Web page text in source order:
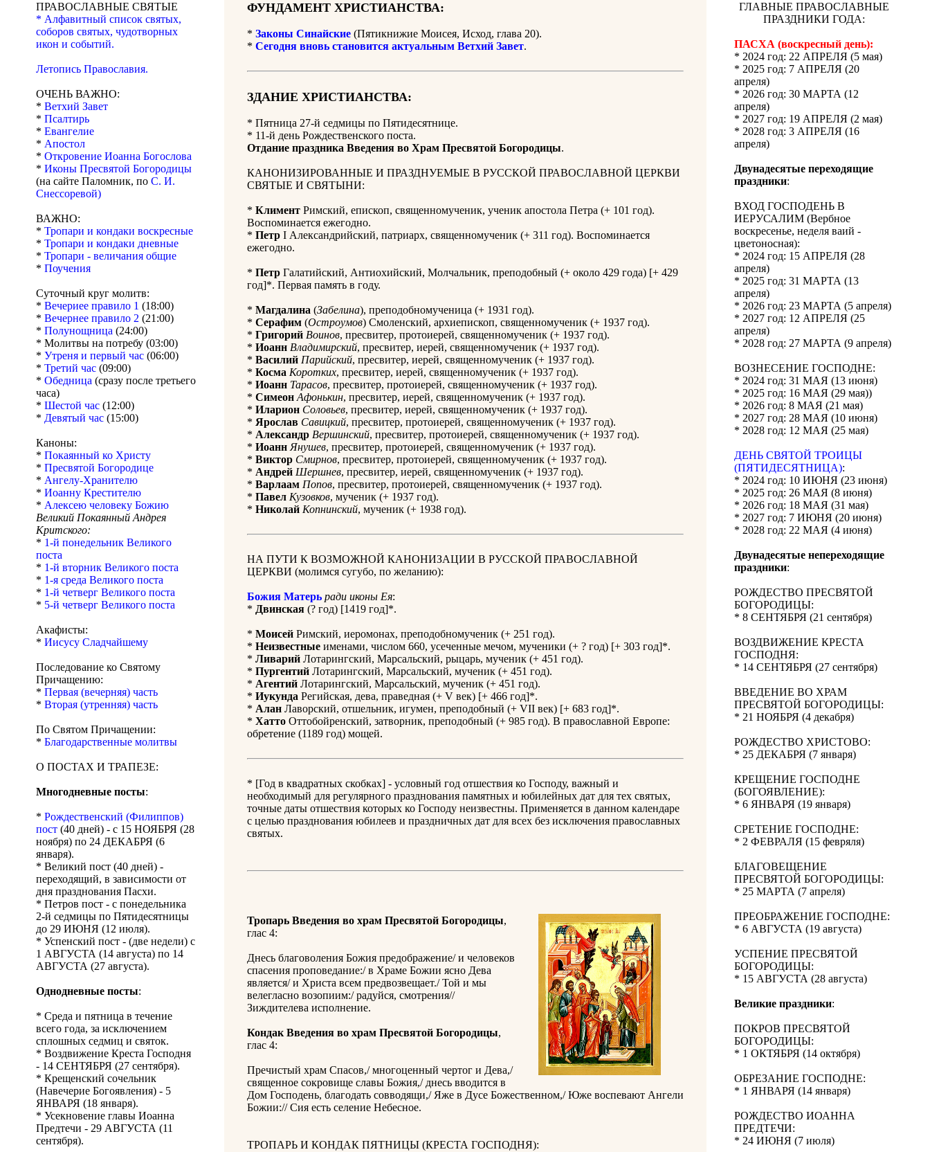
ПРАВОСЛАВНЫЕ СВЯТЫЕ
* Алфавитный список святых,
соборов святых, чудотворных
икон и событий.
Летопись Православия.
ОЧЕНЬ ВАЖНО:
* Ветхий Завет
* Псалтирь
* Евангелие
* Апостол
* Откровение Иоанна Богослова
* Иконы Пресвятой Богородицы
(на сайте Паломник, по С. И.
Снессоревой)
ВАЖНО:
* Тропари и кондаки воскресные
* Тропари и кондаки дневные
* Тропари - величания общие
* Поучения
Суточный круг молитв:
* Вечериее правило 1 (18:00)
* Вечернее правило 2 (21:00)
* Полунощница (24:00)
* Молитвы на потребу (03:00)
* Утреня и первый час (06:00)
* Третий час (09:00)
* Обедница (сразу после третьего
часа)
* Шестой час (12:00)
* Девятый час (15:00)
Каноны:
* Покаянный ко Христу
* Пресвятой Богородице
* Ангелу-Хранителю
* Иоанну Крестителю
* Алексею человеку Божию
Великий Покаянный Андрея
Критского:
* 1-й понедельник Великого
поста
* 1-й вторник Великого поста
* 1-я среда Великого поста
* 1-й четверг Великого поста
* 5-й четверг Великого поста
Акафисты:
* Иисусу Сладчайшему
Последование ко Святому
Причащению:
* Первая (вечерняя) часть
* Вторая (утренняя) часть
По Святом Причащении:
* Благодарственные молитвы
О ПОСТАХ И ТРАПЕЗЕ:
Многодневные посты:
* Рождественский (Филиппов)
пост (40 дней) - с 15 НОЯБРЯ (28
ноября) по 24 ДЕКАБРЯ (6
января).
* Великий пост (40 дней) -
переходящий, в зависимости от
дня празднования Пасхи.
* Петров пост - с понедельника
2-й седмицы по Пятидесятницы
до 29 ИЮНЯ (12 июля).
* Успенский пост - (две недели) с
1 АВГУСТА (14 августа) по 14
АВГУСТА (27 августа).
Однодневные посты:
* Среда и пятница в течение
всего года, за исключением
сплошных седмиц и святок.
* Воздвижение Креста Господня
- 14 СЕНТЯБРЯ (27 сентября).
* Крещенский сочельник
(Навечерие Богоявления) - 5
ЯНВАРЯ (18 января).
* Усекновение главы Иоанна
Предтечи - 29 АВГУСТА (11
сентября).
ФУНДАМЕНТ ХРИСТИАНСТВА:
* Законы Синайские (Пятикнижие Моисея, Исход, глава 20).
* Сегодня вновь становится актуальным Ветхий Завет.
ЗДАНИЕ ХРИСТИАНСТВА:
* Пятница 27-й седмицы по Пятидесятнице.
* 11-й день Рождественского поста.
Отдание праздника Введения во Храм Пресвятой Богородицы.
КАНОНИЗИРОВАННЫЕ И ПРАЗДНУЕМЫЕ В РУССКОЙ ПРАВОСЛАВНОЙ ЦЕРКВИ
СВЯТЫЕ И СВЯТЫНИ:
* Климент Римский, епископ, священномученик, ученик апостола Петра (+ 101 год).
Воспоминается ежегодно.
* Петр I Александрийский, патриарх, священномученик (+ 311 год). Воспоминается
ежегодно.
* Петр Галатийский, Антиохийский, Молчальник, преподобный (+ около 429 года) [+ 429
год]*. Первая память в году.
* Магдалина (Забелина), преподобномученица (+ 1931 год).
* Серафим (Остроумов) Смоленский, архиепископ, священномученик (+ 1937 год).
* Григорий Воинов, пресвитер, протоиерей, священномученик (+ 1937 год).
* Иоанн Владимирский, пресвитер, иерей, священномученик (+ 1937 год).
* Василий Парийский, пресвитер, иерей, священномученик (+ 1937 год).
* Косма Коротких, пресвитер, иерей, священномученик (+ 1937 год).
* Иоанн Тарасов, пресвитер, протоиерей, священномученик (+ 1937 год).
* Симеон Афонькин, пресвитер, иерей, священномученик (+ 1937 год).
* Иларион Соловьев, пресвитер, иерей, священномученик (+ 1937 год).
* Ярослав Савицкий, пресвитер, протоиерей, священномученик (+ 1937 год).
* Александр Вершинский, пресвитер, протоиерей, священномученик (+ 1937 год).
* Иоанн Янушев, пресвитер, протоиерей, священномученик (+ 1937 год).
* Виктор Смирнов, пресвитер, протоиерей, священномученик (+ 1937 год).
* Андрей Шершнев, пресвитер, иерей, священномученик (+ 1937 год).
* Варлаам Попов, пресвитер, протоиерей, священномученик (+ 1937 год).
* Павел Кузовков, мученик (+ 1937 год).
* Николай Копнинский, мученик (+ 1938 год).
НА ПУТИ К ВОЗМОЖНОЙ КАНОНИЗАЦИИ В РУССКОЙ ПРАВОСЛАВНОЙ
ЦЕРКВИ (молимся сугубо, по желанию):
Божия Матерь ради иконы Ея:
* Двинская (? год) [1419 год]*.
* Моисей Римский, иеромонах, преподобномученик (+ 251 год).
* Неизвестные именами, числом 660, усеченные мечом, мученики (+ ? год) [+ 303 год]*.
* Ливарий Лотарингский, Марсальский, рыцарь, мученик (+ 451 год).
* Пургентий Лотарингский, Марсальский, мученик (+ 451 год).
* Агентий Лотарингский, Марсальский, мученик (+ 451 год).
* Иукунда Регийская, дева, праведная (+ V век) [+ 466 год]*.
* Алан Лаворский, отшельник, игумен, преподобный (+ VII век) [+ 683 год]*.
* Хатто Оттобойренский, затворник, преподобный (+ 985 год). В православной Европе:
обретение (1189 год) мощей.
* [Год в квадратных скобках] - условный год отшествия ко Господу, важный и
необходимый для регулярного празднования памятных и юбилейных дат для тех святых,
точные даты отшествия которых ко Господу неизвестны. Применяется в данном календаре
с целью празднования юбилеев и праздничных дат для всех без исключения православных
святых.
Тропарь Введения во храм Пресвятой Богородицы,
глас 4:
Днесь благоволения Божия предображение/ и человеков
спасения проповедание:/ в Храме Божии ясно Дева
является/ и Христа всем предвозвещает./ Той и мы
велегласно возопиим:/ радуйся, смотрения//
Зиждителева исполнение.
Кондак Введения во храм Пресвятой Богородицы,
глас 4:
Пречистый храм Спасов,/ многоценный чертог и Дева,/
священное сокровище славы Божия,/ днесь вводится в
Дом Господень, благодать совводящи,/ Яже в Дусе Божественном,/ Юже воспевают Ангели
Божии:// Сия есть селение Небесное.
ТРОПАРЬ И КОНДАК ПЯТНИЦЫ (КРЕСТА ГОСПОДНЯ):
ГЛАВНЫЕ ПРАВОСЛАВНЫЕ
ПРАЗДНИКИ ГОДА:
ПАСХА (воскресный день):
* 2024 год: 22 АПРЕЛЯ (5 мая)
* 2025 год: 7 АПРЕЛЯ (20
апреля)
* 2026 год: 30 МАРТА (12
апреля)
* 2027 год: 19 АПРЕЛЯ (2 мая)
* 2028 год: 3 АПРЕЛЯ (16
апреля)
Двунадесятые переходящие
праздники:
ВХОД ГОСПОДЕНЬ В
ИЕРУСАЛИМ (Вербное
воскресенье, неделя ваий -
цветоносная):
* 2024 год: 15 АПРЕЛЯ (28
апреля)
* 2025 год: 31 МАРТА (13
апреля)
* 2026 год: 23 МАРТА (5 апреля)
* 2027 год: 12 АПРЕЛЯ (25
апреля)
* 2028 год: 27 МАРТА (9 апреля)
ВОЗНЕСЕНИЕ ГОСПОДНЕ:
* 2024 год: 31 МАЯ (13 июня)
* 2025 год: 16 МАЯ (29 мая))
* 2026 год: 8 МАЯ (21 мая)
* 2027 год: 28 МАЯ (10 июня)
* 2028 год: 12 МАЯ (25 мая)
ДЕНЬ СВЯТОЙ ТРОИЦЫ
(ПЯТИДЕСЯТНИЦА):
* 2024 год: 10 ИЮНЯ (23 июня)
* 2025 год: 26 МАЯ (8 июня)
* 2026 год: 18 МАЯ (31 мая)
* 2027 год: 7 ИЮНЯ (20 июня)
* 2028 год: 22 МАЯ (4 июня)
Двунадесятые непереходящие
праздники:
РОЖДЕСТВО ПРЕСВЯТОЙ
БОГОРОДИЦЫ:
* 8 СЕНТЯБРЯ (21 сентября)
ВОЗДВИЖЕНИЕ КРЕСТА
ГОСПОДНЯ:
* 14 СЕНТЯБРЯ (27 сентября)
ВВЕДЕНИЕ ВО ХРАМ
ПРЕСВЯТОЙ БОГОРОДИЦЫ:
* 21 НОЯБРЯ (4 декабря)
РОЖДЕСТВО ХРИСТОВО:
* 25 ДЕКАБРЯ (7 января)
КРЕЩЕНИЕ ГОСПОДНЕ
(БОГОЯВЛЕНИЕ):
* 6 ЯНВАРЯ (19 января)
СРЕТЕНИЕ ГОСПОДНЕ:
* 2 ФЕВРАЛЯ (15 февряля)
БЛАГОВЕЩЕНИЕ
ПРЕСВЯТОЙ БОГОРОДИЦЫ:
* 25 МАРТА (7 апреля)
ПРЕОБРАЖЕНИЕ ГОСПОДНЕ:
* 6 АВГУСТА (19 августа)
УСПЕНИЕ ПРЕСВЯТОЙ
БОГОРОДИЦЫ:
* 15 АВГУСТА (28 августа)
Великие праздники:
ПОКРОВ ПРЕСВЯТОЙ
БОГОРОДИЦЫ:
* 1 ОКТЯБРЯ (14 октября)
ОБРЕЗАНИЕ ГОСПОДНЕ:
* 1 ЯНВАРЯ (14 января)
РОЖДЕСТВО ИОАННА
ПРЕДТЕЧИ:
* 24 ИЮНЯ (7 июля)